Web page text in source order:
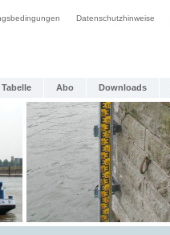
Datenschutzhinweise
Abo Downloads